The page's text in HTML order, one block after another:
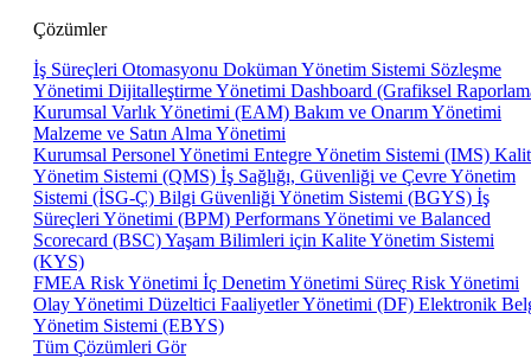
Çözümler
İş Süreçleri Otomasyonu Doküman Yönetim Sistemi Sözleşme
Yönetimi Dijitalleştirme Yönetimi Dashboard (Grafiksel
Kurumsal Varlık Yönetimi (EAM) Bakım ve Onarım Yönetimi
Malzeme ve Satın Alma Yönetimi
Kurumsal Personel Yönetimi Entegre Yönetim Sistemi (IMS)
Yönetim Sistemi (QMS) İş Sağlığı, Güvenliği ve Çevre Yönetim
Sistemi (İSG-Ç) Bilgi Güvenliği Yönetim Sistemi (BGYS) İş
Süreçleri Yönetimi (BPM) Performans Yönetimi ve Balanced
Scorecard (BSC)Yaşam Bilimleri için Kalite Yönetim Sistemi
(KYS)
FMEA Risk Yönetimi İç Denetim Yönetimi Süreç Risk Yönetimi
Olay Yönetimi Düzeltici Faaliyetler Yönetimi (DF) Elektronik
Yönetim Sistemi (EBYS)
Tüm Çözümleri Gör